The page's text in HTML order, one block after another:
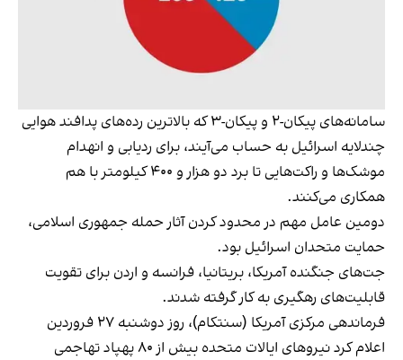
سامانه‌های پیکان-۲ و پیکان-۳ که بالاترین رده‌های پدافند هوایی
چندلایه اسرائیل به حساب می‌آیند، برای ردیابی و انهدام
موشک‌ها و راکت‌هایی تا برد دو هزار و ۴۰۰ کیلومتر با هم
همکاری می‌کنند.
دومین عامل مهم در محدود کردن آثار حمله جمهوری اسلامی،
حمایت متحدان اسرائیل بود.
جت‌های جنگنده آمریکا، بریتانیا، فرانسه و اردن برای تقویت
قابلیت‌های رهگیری به کار گرفته شدند.
فرماندهی مرکزی آمریکا (سنتکام)، روز دوشنبه ۲۷ فروردین
اعلام کرد نیروهای ایالات متحده بیش از ۸۰ پهپاد تهاجمی